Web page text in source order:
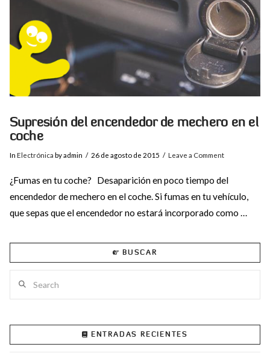
Supresión del encendedor de mechero en el
coche
In Electrónica by admin 26 de agosto de 2015 Leave a Comment
¿Fumas en tu coche? Desaparición en poco tiempo del
encendedor de mechero en el coche. Si fumas en tu vehículo,
que sepas que el encendedor no estará incorporado como …
BUSCAR
ENTRADAS RECIENTES